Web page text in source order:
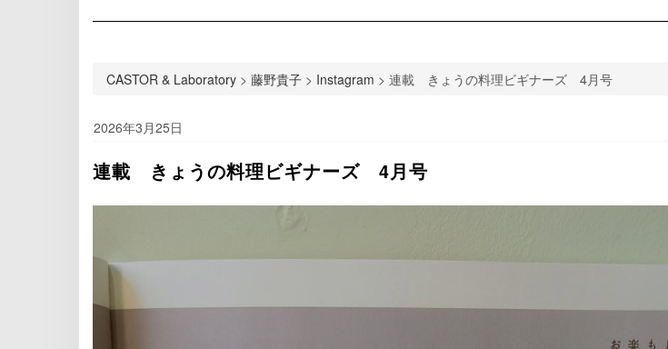
CASTOR & Laboratory > 藤野貴子 > Instagram > 連載 きょうの料理ビギナーズ 4月号
2026年3月25日
連載 きょうの料理ビギナーズ 4月号